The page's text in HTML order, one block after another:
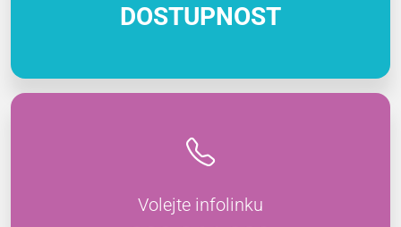
DOSTUPNOST
Volejte infolinku